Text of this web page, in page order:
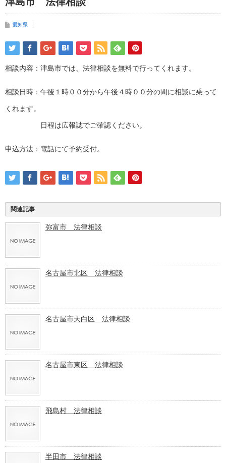
愛知県
相談内容：津島市では、法律相談を無料で行ってくれます。
相談日時：午後１時００分から午後４時００分の間に相談に乗って
くれます。
日程は広報誌でご確認ください。
申込方法：電話にて予約受付。
関連記事
弥富市 法律相談
名古屋市北区 法律相談
名古屋市天白区 法律相談
名古屋市東区 法律相談
飛島村 法律相談
半田市 法律相談